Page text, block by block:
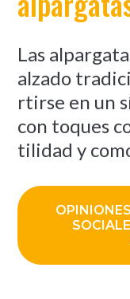
Las
alzado
rtirse en un
con toques
tilidad y